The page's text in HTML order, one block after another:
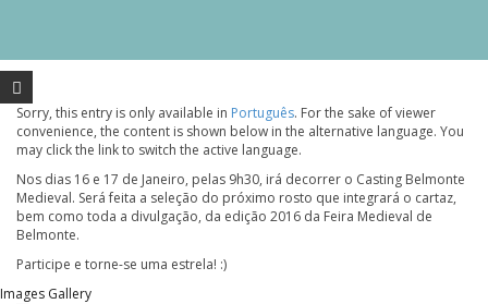
Sorry, this entry is only available in Português. For the sake of viewer
convenience, the content is shown below in the alternative language. You
may click the link to switch the active language.
Nos dias 16 e 17 de Janeiro, pelas 9h30, irá decorrer o Casting Belmonte
Medieval. Será feita a seleção do próximo rosto que integrará o cartaz,
bem como toda a divulgação, da edição 2016 da Feira Medieval de
Belmonte.
Participe e torne-se uma estrela! :)
Images Gallery